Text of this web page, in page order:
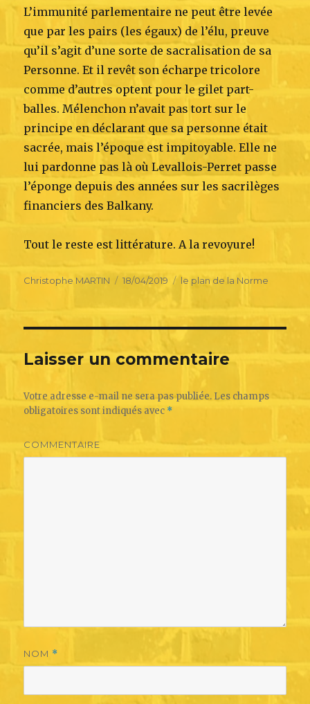
L’immunité parlementaire ne peut être levée
que par les pairs (les égaux) de l’élu, preuve
qu’il s’agit d’une sorte de sacralisation de sa
Personne. Et il revêt son écharpe tricolore
comme d’autres optent pour le gilet part-
balles. Mélenchon n’avait pas tort sur le
principe en déclarant que sa personne était
sacrée, mais l’époque est impitoyable. Elle ne
lui pardonne pas là où Levallois-Perret passe
l’éponge depuis des années sur les sacrilèges
financiers des Balkany.
Tout le reste est littérature. A la revoyure!
Author
Christophe MARTIN
Posted
18/04/2019 Categories
le plan de la Norme
Laisser un commentaire
Votre adresse e-mail ne sera pas publiée. Les champs
obligatoires sont indiqués avec *
COMMENTAIRE
NOM *